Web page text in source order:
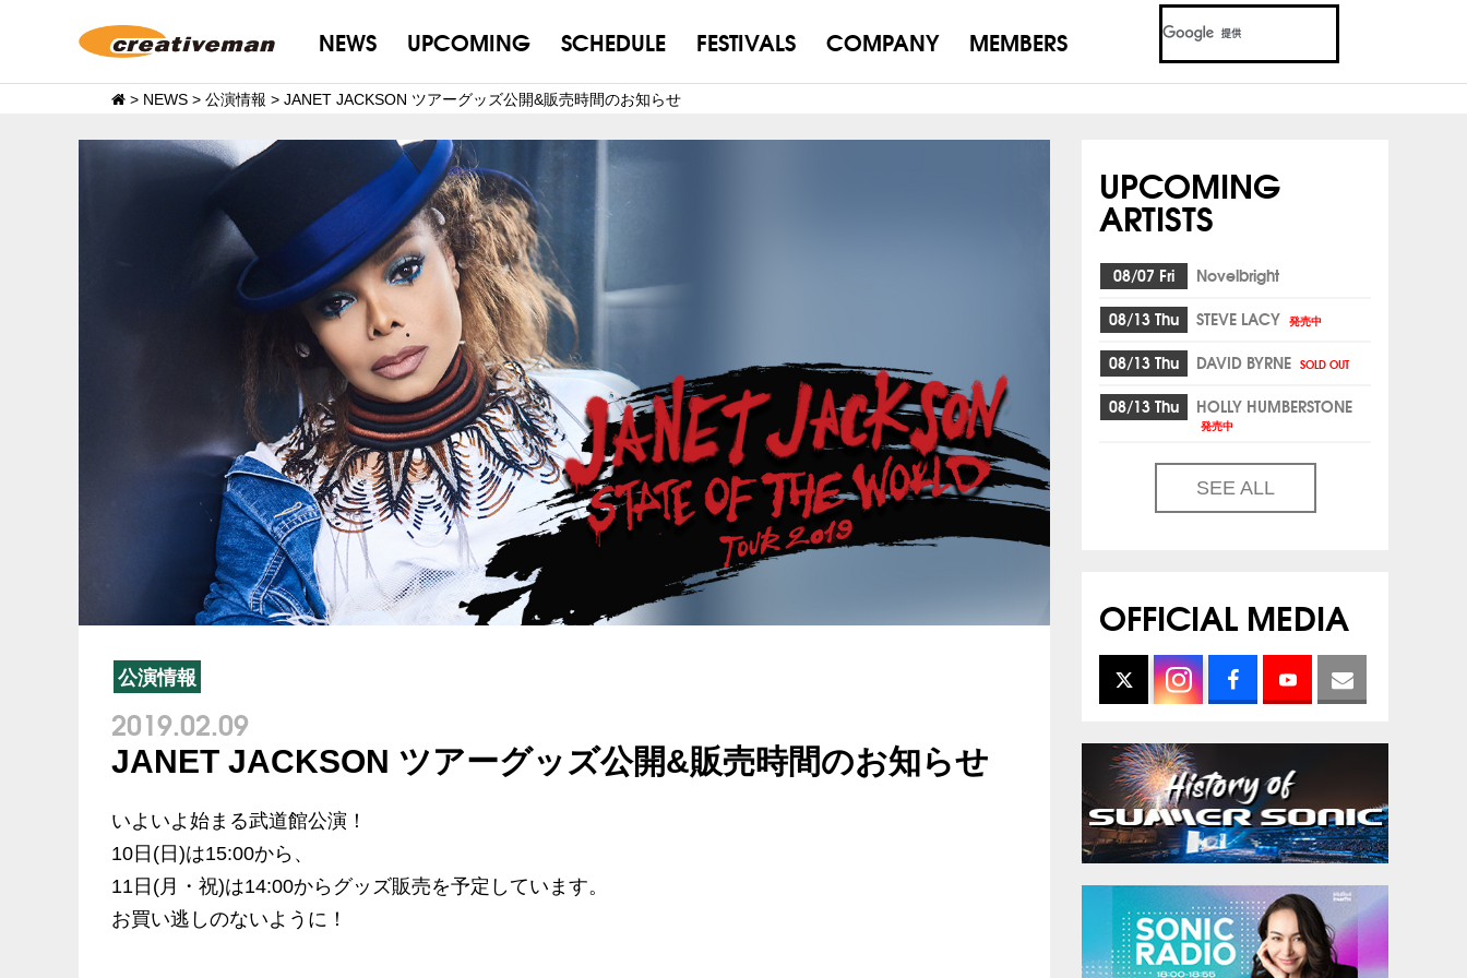
NEWS UPCOMING SCHEDULE FESTIVALS COMPANY MEMBERS
> NEWS > 公演情報 > JANET JACKSON ツアーグッズ公開&販売時間のお知らせ
公演情報
2019.02.09
JANET JACKSON ツアーグッズ公開&販売時間のお知らせ
いよいよ始まる武道館公演！
10日(日)は15:00から、
11日(月・祝)は14:00からグッズ販売を予定しています。
お買い逃しのないように！
UPCOMING
ARTISTS
08/07 Fri
Novelbright
08/13 Thu
STEVE LACY 発売中
08/13 Thu DAVID BYRNE SOLD OUT
08/13 Thu HOLLY HUMBERSTONE
発売中
SEE ALL
OFFICIAL MEDIA